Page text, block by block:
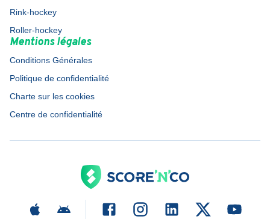
Rink-hockey
Roller-hockey
Mentions légales
Conditions Générales
Politique de confidentialité
Charte sur les cookies
Centre de confidentialité